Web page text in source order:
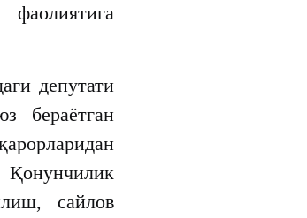
депутати
бераётган
Қонунчилик
сайлов